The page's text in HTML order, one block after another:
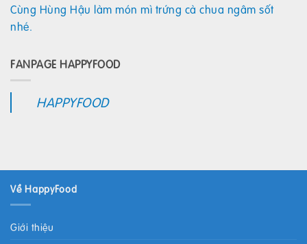
Cùng Hùng Hậu làm món mì trứng cà chua ngâm sốt
nhé.
FANPAGE HAPPYFOOD
HAPPYFOOD
Về HappyFood
Giới thiệu